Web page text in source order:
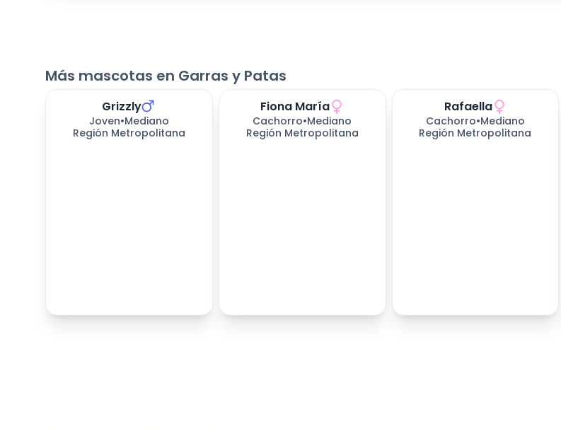
Más mascotas en Garras y Patas
Grizzly
Joven•Mediano
Región Metropolitana
Fiona María
Cachorro•Mediano
Región Metropolitana
Rafaella
Cachorro•Mediano
Región Metropolitana